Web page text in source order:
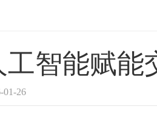
工智能赋能
01-26